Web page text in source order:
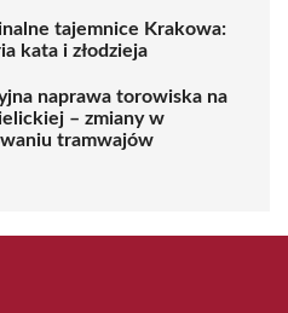
tajemnice Krakowa:
kata i złodzieja
naprawa torowiska na
– zmiany w
tramwajów